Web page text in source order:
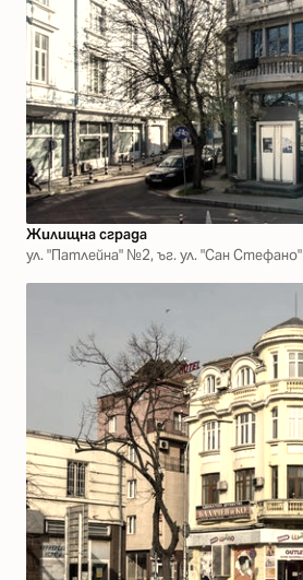
Жилищна сграда
ул. "Патлейна" №2, ъг. ул. "Сан Стефано"